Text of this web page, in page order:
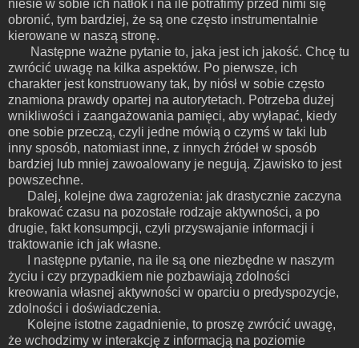
niesie w sobie ich natłok i na ile potrafimy przed nimi się
obronić, tym bardziej, że są one często instrumentalnie
kierowane w naszą stronę.
Następne ważne pytanie to, jaka jest ich jakość. Chcę tu
zwrócić uwagę na kilka aspektów. Po pierwsze, ich
charakter jest konstruowany tak, by niósł w sobie często
znamiona prawdy opartej na autorytetach. Potrzeba dużej
wnikliwości i zaangażowania pamięci, aby wyłapać, kiedy
one sobie przeczą, czyli jedne mówią o czymś w taki lub
inny sposób, natomiast inne, z innych źródeł w sposób
bardziej lub mniej zawoalowany je negują. Zjawisko to jest
powszechne.
Dalej, kolejne dwa zagrożenia: jak drastycznie zaczyna
brakować czasu na pozostałe rodzaje aktywności, a po
drugie, fakt konsumpcji, czyli przyswajanie informacji i
traktowanie ich jak własne.
I następne pytanie, na ile są one niezbędne w naszym
życiu i czy przypadkiem nie pozbawiają zdolności
kreowania własnej aktywności w oparciu o predyspozycje,
zdolności i doświadczenia.
Kolejne istotne zagadnienie, to proszę zwrócić uwagę,
że wchodzimy w interakcję z informacją na poziomie